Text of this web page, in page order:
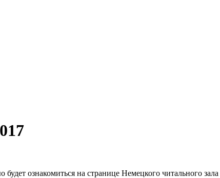
ознакомиться на странице Немецкого читального зала